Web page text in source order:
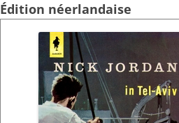
Édition néerlandaise